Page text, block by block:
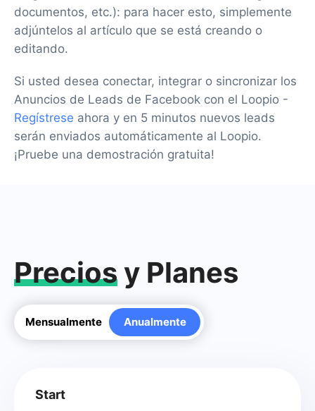
documentos, etc.): para hacer esto, simplemente
adjúntelos al artículo que se está creando o
editando.
Si usted desea conectar, integrar o sincronizar los
Anuncios de Leads de Facebook con el Loopio -
Regístrese ahora y en 5 minutos nuevos leads
serán enviados automáticamente al Loopio.
¡Pruebe una demostración gratuita!
Preciosy Planes
Mensualmente Anualmente
Start